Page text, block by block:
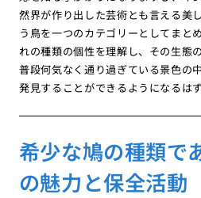
然界が作り出した芸術とも言える美
う鳥を一つのカテゴリーとしてまと
れの種類の個性を理解し、その生態
普段何気なく通り過ぎている景色の
発見することができるようになるはず
希少な鳩の種類で
の魅力と保全活動